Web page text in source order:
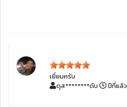
เยี่ยมครับ
ดุส********ดับ
ปีที่แล้ว